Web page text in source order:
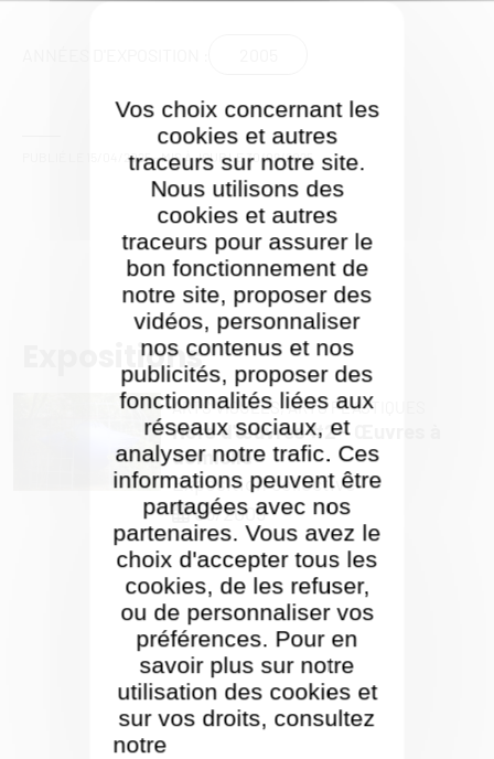
Vos choix concernant les
cookies et autres
traceurs sur notre site.
Nous utilisons des
cookies et autres
traceurs pour assurer le
bon fonctionnement de
notre site, proposer des
vidéos, personnaliser
nos contenus et nos
publicités, proposer des
fonctionnalités liées aux
réseaux sociaux, et
analyser notre trafic. Ces
informations peuvent être
partagées avec nos
partenaires. Vous avez le
choix d'accepter tous les
cookies, de les refuser,
ou de personnaliser vos
préférences. Pour en
savoir plus sur notre
utilisation des cookies et
sur vos droits, consultez
notre
15/04/2025- MIS À JOUR LE30/09/2025
Expositions
ARTS VISUELS,ARTS PLASTIQUES
Hors d'œuvres #2 - Œuvres à
domicile
Exposition collective
06/2005